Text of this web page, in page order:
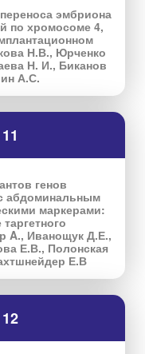
эмбриона
по хромосоме 4,
Н.В., Юрченко
Н. И., Биканов
А.С.
генов
абдоминальным
маркерами:
A., Иванощук Д.Е.,
Е.В., Полонская
Е.В